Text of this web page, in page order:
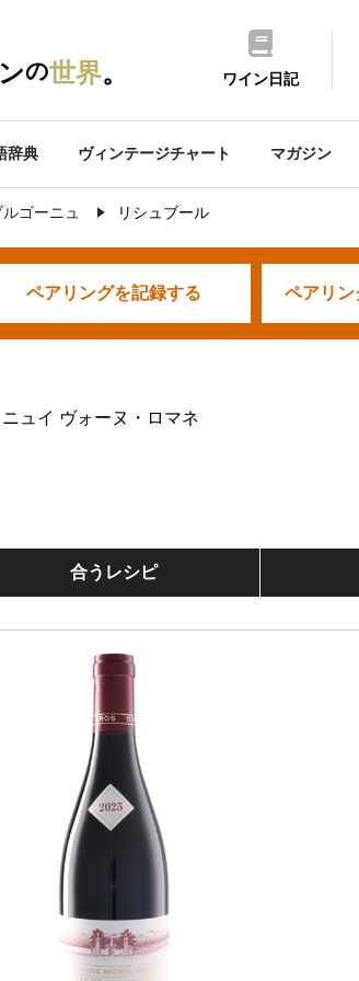
の世界。 ワイン日記
辞典 ヴィンテージチャート マガジン
ルゴーニュ リシュブール
ペアリングを記録する ペアリン
ュイ ヴォーヌ・ロマネ
合うレシピ